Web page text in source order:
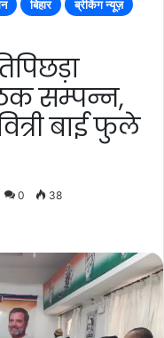
बिहार
ब्रेकिंग न्यूज़
सम्पन्न,
बाई फुले
0 38